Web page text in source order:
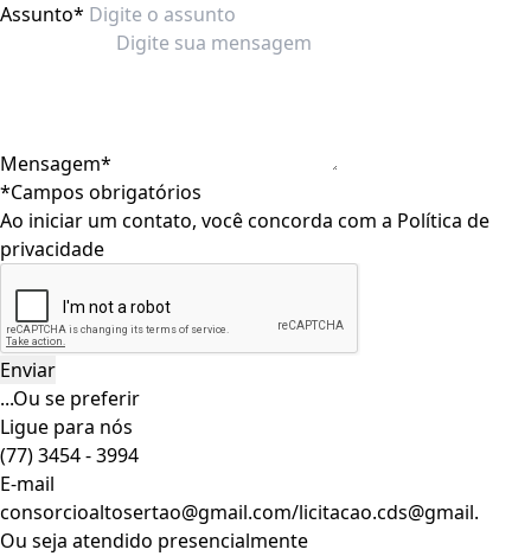
Assunto*
Mensagem*
*Campos obrigatórios
Ao iniciar um contato, você concorda com a Política de
privacidade
...Ou se preferir
Ligue para nós
(77) 3454 - 3994
E-mail
consorcioaltosertao@gmail.com/licitacao.cds@gmail.
Ou seja atendido presencialmente